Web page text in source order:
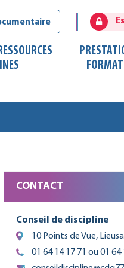
CONTACT
Conseil de discipline
10 Points de Vue,
01 64 14 17 71 ou 01 64